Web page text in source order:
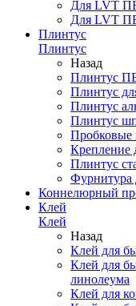
Для LVT
Для LVT
Плинтус
Плинтус
Назад
Плинтус
Плинтус
Плинтус
Плинтус
Пробковые
Крепление
Плинтус
Фурнитура
Коннелюрный
Клей
Клей
Назад
Клей для
Клей для
линолеума
Клей для